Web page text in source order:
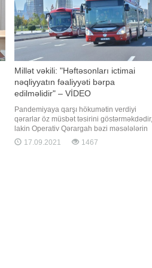
Millət vəkili: "Həftəsonları ictimai
nəqliyyatın fəaliyyəti bərpa
edilməlidir" – VİDEO
Pandemiyaya qarşı hökumətin verdiyi
qərarlar öz müsbət təsirini göstərməkdədir,
lakin Operativ Qərargah bəzi məsələlərin
həlli yönündə təcili tədbirlər görməlidir.
Bunu millət vəkili Fazil Mustafa deyib.
17.09.2021 1467